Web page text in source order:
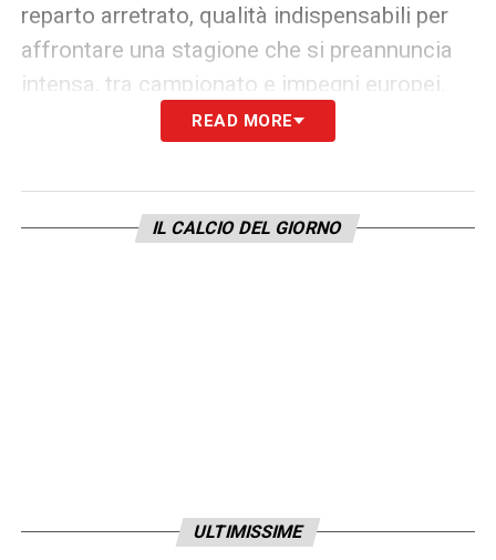
reparto arretrato, qualità indispensabili per
affrontare una stagione che si preannuncia
intensa, tra campionato e impegni europei.
Con l’esclusione di lesioni, Ndicka potrà
continuando la preparazione estiva con il
gruppo. Una notizia che rassicura lo staff
READ MORE
IL CALCIO DEL GIORNO
ULTIMISSIME